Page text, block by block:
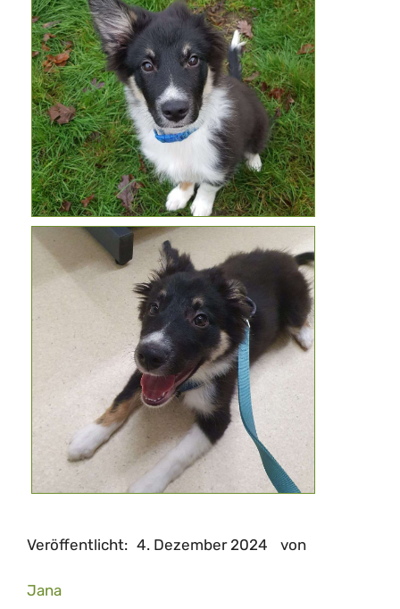
Veröffentlicht: 4. Dezember 2024 von
Jana